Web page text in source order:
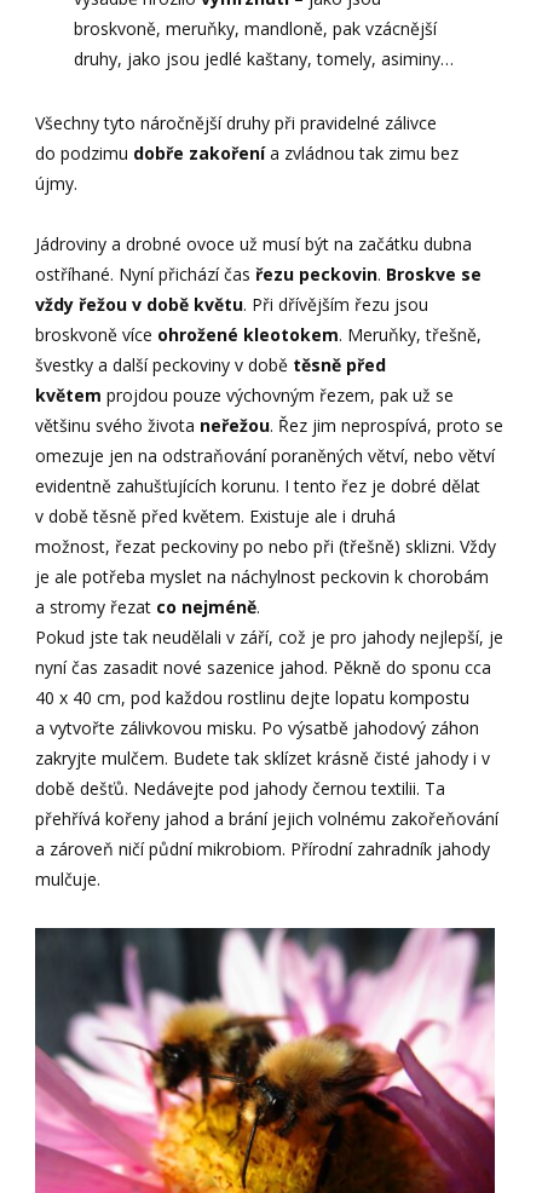
broskvoně, meruňky, mandloně, pak vzácnější
druhy, jako jsou jedlé kaštany, tomely, asiminy…
Všechny tyto náročnější druhy při pravidelné zálivce
do podzimu dobře zakořenía zvládnou tak zimu bez
újmy.
Jádroviny a drobné ovoce už musí být na začátku dubna
ostříhané. Nyní přichází časřezu peckovin. Broskve se
vždy řežou v době květu. Při dřívějším řezu jsou
broskvoně více ohrožené kleotokem. Meruňky, třešně,
švestky a další peckoviny v době těsně před
květem projdou pouze výchovným řezem, pak už se
většinu svého života neřežou. Řez jim neprospívá, proto se
omezuje jen na odstraňování poraněných větví, nebo větví
evidentně zahušťujících korunu. I tento řez je dobré dělat
v době těsně před květem. Existuje ale i druhá
možnost, řezat peckoviny po nebo při (třešně) sklizni. Vždy
je ale potřeba myslet na náchylnost peckovin k chorobám
a stromy řezat co nejméně.
Pokud jste tak neudělali v září, což je pro jahody nejlepší, je
nyní čas zasadit nové sazenice jahod. Pěkně do sponu cca
40 x 40 cm, pod každou rostlinu dejte lopatu kompostu
a vytvořte zálivkovou misku. Po výsatbě jahodový záhon
zakryjte mulčem. Budete tak sklízet krásně čisté jahody i v
době dešťů. Nedávejte pod jahody černou textilii. Ta
přehřívá kořeny jahod a brání jejich volnému zakořeňování
a zároveň ničí půdní mikrobiom. Přírodní zahradník jahody
mulčuje.